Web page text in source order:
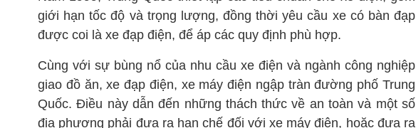
giới hạn tốc độ và trọng lượng, đồng thời yêu cầu xe có bàn đạp
được coi là xe đạp điện, để áp các quy định phù hợp.
Cùng với sự bùng nổ của nhu cầu xe điện và ngành công nghiệp
giao đồ ăn, xe đạp điện, xe máy điện ngập tràn đường phố Trung
Quốc. Điều này dẫn đến những thách thức về an toàn và một số
địa phương phải đưa ra hạn chế đối với xe máy điện, hoặc đưa ra